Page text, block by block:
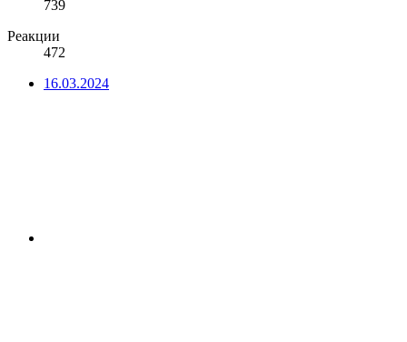
739
Реакции
472
16.03.2024